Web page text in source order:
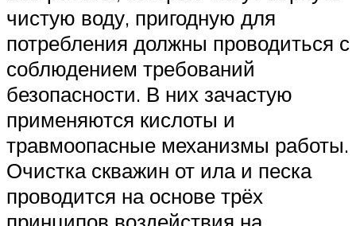
чистую воду, пригодную для
потребления должны проводиться с
соблюдением требований
безопасности. В них зачастую
применяются кислоты и
травмоопасные механизмы работы.
Очистка скважин от ила и песка
проводится на основе трёх